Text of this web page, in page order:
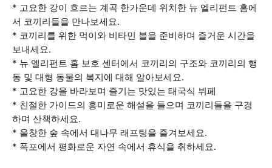
* 고요한 강이 흐르는 계곡 한가운데 위치한 뉴 엘리펀트 홈에
서 코끼리들을 만나보세요.
* 코끼리를 위한 먹이와 비타민 볼을 준비하며 즐거운 시간을
보내세요.
* 뉴 엘리펀트 홈 보호 센터에서 코끼리의 구조와 코끼리의 행
동 및 대형 동물의 복지에 대해 알아보세요.
* 고요한 강을 바라보며 즐기는 맛있는 태국식 뷔페
* 친절한 가이드의 흥미로운 해설을 들으며 코끼리들을 구경
하며 산책하세요.
* 울창한 숲 속에서 대나무 래프팅을 즐겨보세요.
* 폭포에서 평화로운 자연 속에서 휴식을 취하세요.